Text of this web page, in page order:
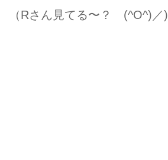
（Rさん見てる〜？ (^O^)／)